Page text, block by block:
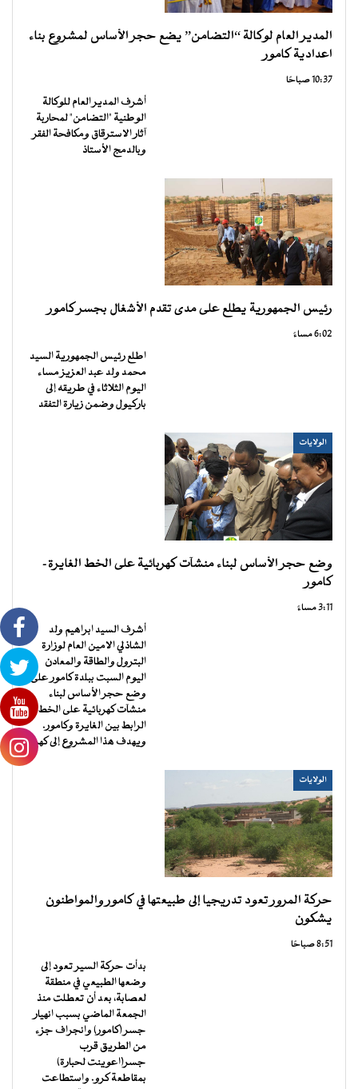
المدير العام لوكالة “التضامن” يضع حجر الأساس لمشروع بناء
اعدادية كامور
10:37 صباحًا
أشرف المدير العام للوكالة
الوطنية "التضامن" لمحاربة
آثار الاسترقاق ومكافحة الفقر
وبالدمج الأستاذ
رئيس الجمهورية يطلع على مدى تقدم الأشغال بجسر كامور
6:02 مساءً
اطلع رئيس الجمهورية السيد
محمد ولد عبد العزيز مساء
اليوم الثلاثاء في طريقه إلى
باركيول وضمن زيارة التفقد
الولايات
وضع حجر الأساس لبناء منشآت كهربائية على الخط الغايرة-
كامور
3:11 مساءً
أشرف السيد ابراهيم ولد
الشاذلي الامين العام لوزارة
البترول والطاقة والمعادن
اليوم السبت ببلدة كامور على
وضع حجر الأساس لبناء
منشآت كهربائية على الخط
الرابط بين الغايرة وكامور.
ويهدف هذا المشروع إلى كهربة
الولايات
حركة المرور تعود تدريجيا إلى طبيعتها في كامور والمواطنون
يشكون
8:51 صباحًا
بدأت حركة السير تعود إلى
وضعها الطبيعي في منطقة
لعصابة، بعد أن تعطلت منذ
الجمعة الماضي بسبب انهيار
جسر (كامور) وانجراف جزء
من الطريق قرب
جسر(اعوينت لحبارة)
بمقاطعة كرو. واستطاعت